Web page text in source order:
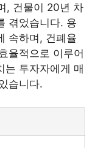
, 건물이 20년 차
겪었습니다. 용
속하며, 건폐율
율적으로 이루어
는 투자자에게 매
습니다.